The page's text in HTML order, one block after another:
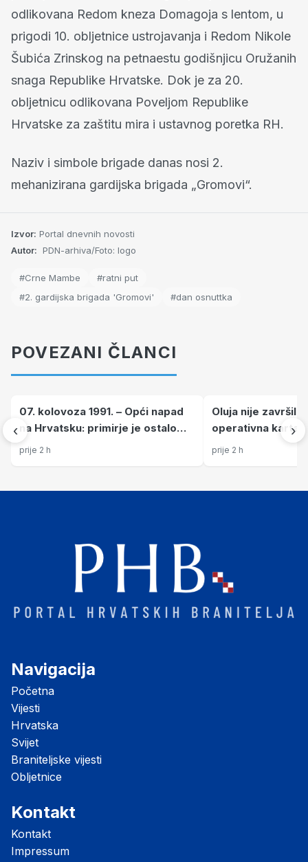
odlikovana Redom kneza Domagoja s lentom, u
prigodi 10. obljetnice ustrojavanja i Redom Nikole
Šubića Zrinskog na petnaestu godišnjicu Oružanih
snaga Republike Hrvatske. Dok je za 20.
obljetnicu odlikovana Poveljom Republike
Hrvatske za zaštitu mira i ustavnog poretka RH.
Naziv i simbole brigade danas nosi 2.
mehanizirana gardijska brigada „Gromovi“.
Izvor: Portal dnevnih novosti
Autor: PDN-arhiva/Foto: logo
#Crne Mambe
#ratni put
#2. gardijska brigada 'Gromovi'
#dan osnuttka
POVEZANI ČLANCI
‹
07. kolovoza 1991. – Opći napad
na Hrvatsku: primirje je ostalo
samo na papiru (VIDEO)
prije 2 h
Oluja nije završila
operativna karta
sata sloma tzv.
prije 2 h
›
Navigacija
Početna
Vijesti
Hrvatska
Svijet
Braniteljske vijesti
Obljetnice
Kontakt
Kontakt
Impressum